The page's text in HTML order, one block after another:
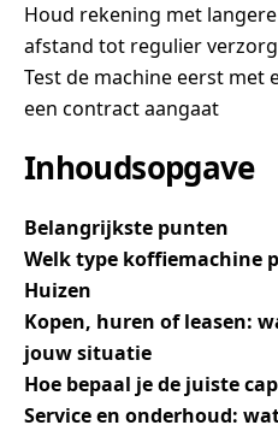
Houd rekening met
afstand tot regulier
Test de machine eerst met
een contract aangaat
Inhoudsopgave
Belangrijkste punten
Welk type koffiemachine
Huizen
Kopen, huren of leasen:
jouw situatie
Hoe bepaal je de juiste
Service en onderhoud: